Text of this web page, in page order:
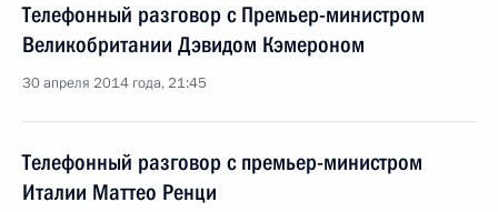
Телефонный разговор с Премьер-министром
Великобритании Дэвидом Кэмероном
30 апреля 2014 года, 21:45
Телефонный разговор с премьер-министром
Италии Маттео Ренци